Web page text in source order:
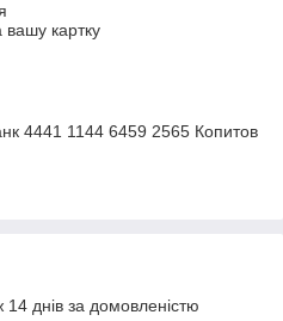
вашу картку
4441 1144 6459 2565 Копитов
днів за домовленістю